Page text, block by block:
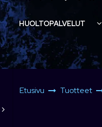
HUOLTOPALVELUT
Etusivu Tuotteet